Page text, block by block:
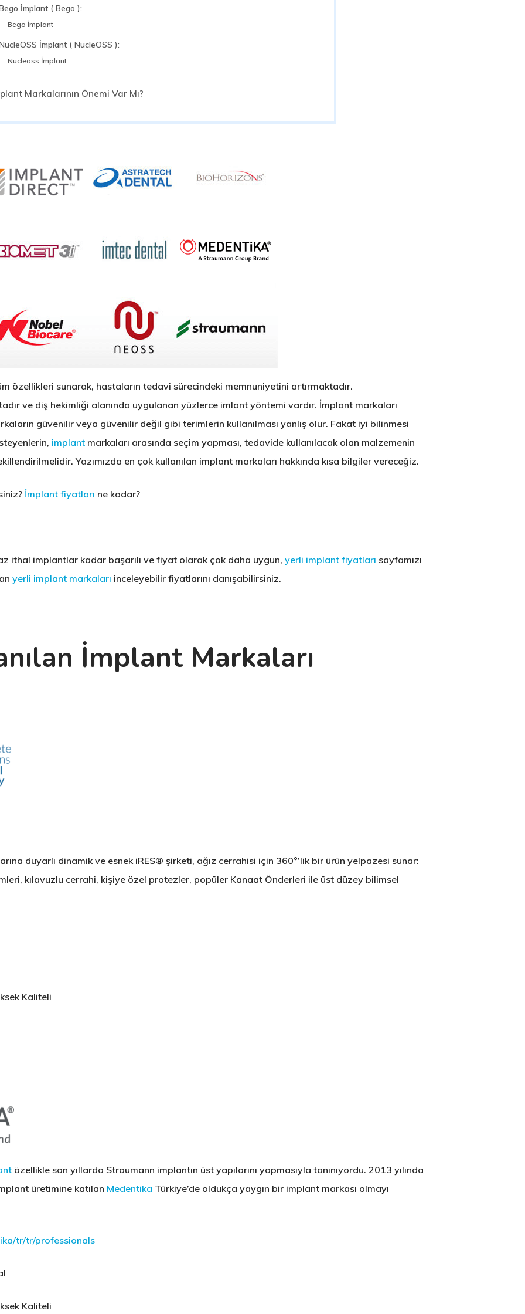
İmplant ( Bego ):
Bego İmplant
İmplant ( NucleOSS ):
Nucleoss İmplant
Markalarının Önemi Var Mı?
özellikleri sunarak, hastaların tedavi sürecindeki memnuniyetini artırmaktadır.
ve diş hekimliği alanında uygulanan yüzlerce imlant yöntemi vardır. İmplant markaları
güvenilir veya güvenilir değil gibi terimlerin kullanılması yanlış olur. Fakat iyi bilinmesi
implant markaları arasında seçim yapması, tedavide kullanılacak olan malzemenin
Yazımızda en çok kullanılan implant markaları hakkında kısa bilgiler vereceğiz.
İmplant fiyatları ne kadar?
ithal implantlar kadar başarılı ve fiyat olarak çok daha uygun, yerli implant fiyatları sayfamızı
yerli implant markaları inceleyebilir fiyatlarını danışabilirsiniz.
İmplant Markaları
duyarlı dinamik ve esnek iRES® şirketi, ağız cerrahisi için 360°’lik bir ürün yelpazesi sunar:
kılavuzlu cerrahi, kişiye özel protezler, popüler Kanaat Önderleri ile üst düzey bilimsel
Kaliteli
özellikle son yıllarda Straumann implantın üst yapılarını yapmasıyla tanınıyordu. 2013 yılında
üretimine katılan Medentika Türkiye’de oldukça yaygın bir implant markası olmayı
tr/tr/professionals
Kaliteli